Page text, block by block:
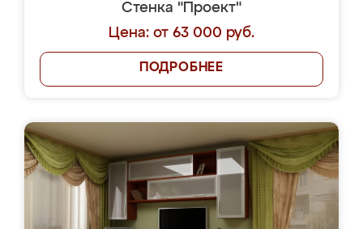
Стенка "Проект"
Цена: от 63 000 руб.
ПОДРОБНЕЕ